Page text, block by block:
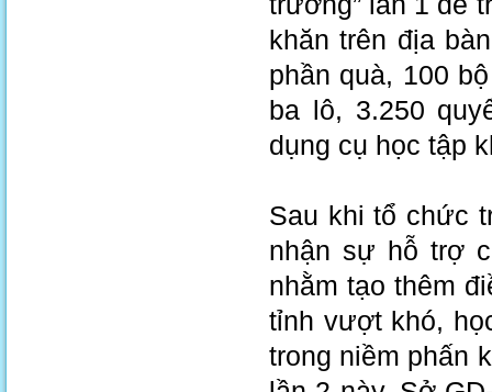
khăn trên địa
phần quà, 100
ba lô, 3.250
dụng cụ học tập
Sau khi tổ chức
nhận sự hỗ trợ
nhằm tạo thêm
tỉnh vượt khó,
trong niềm phấn